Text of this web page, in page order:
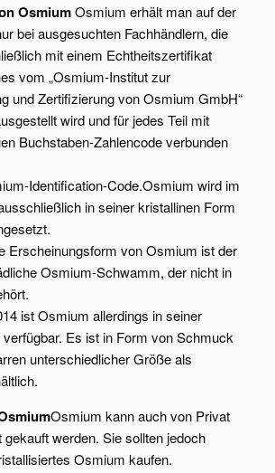
OsmiumOsmium erhält man auf der
bei ausgesuchten Fachhändlern, die
mit einem Echtheitszertifikat
vom „Osmium-Institut zur
und Zertifizierung von Osmium GmbH“
wird und für jedes Teil mit
Buchstaben-Zahlencode verbunden
Identification-Code.Osmium wird im
in seiner kristallinen Form
Erscheinungsform von Osmium ist der
Osmium-Schwamm, der nicht in
ist Osmium allerdings in seiner
Es ist in Form von Schmuck
unterschiedlicher Größe als
Osmium kann auch von Privat
gekauft werden. Sie sollten jedoch
Osmium kaufen.